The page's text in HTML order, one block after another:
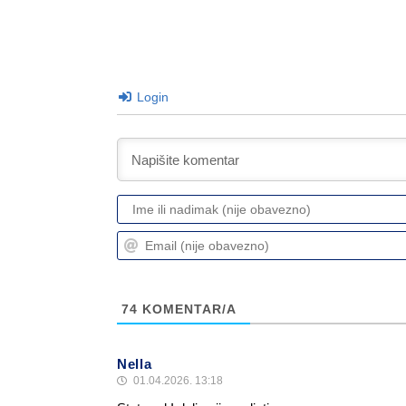
Login
74 KOMENTAR/A
Nella
01.04.2026. 13:18